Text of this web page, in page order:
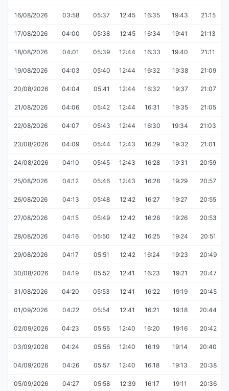
16/08/2026 03:58 05:37 12:45 16:35 19:43 21:15
17/08/2026 04:00 05:38 12:45 16:34 19:41 21:13
18/08/2026 04:01 05:39 12:44 16:33 19:40 21:11
19/08/2026 04:03 05:40 12:44 16:32 19:38 21:09
20/08/2026 04:04 05:41 12:44 16:32 19:37 21:07
21/08/2026 04:06 05:42 12:44 16:31 19:35 21:05
22/08/2026 04:07 05:43 12:44 16:30 19:34 21:03
23/08/2026 04:09 05:44 12:43 16:29 19:32 21:01
24/08/2026 04:10 05:45 12:43 16:28 19:31 20:59
25/08/2026 04:12 05:46 12:43 16:28 19:29 20:57
26/08/2026 04:13 05:48 12:42 16:27 19:27 20:55
27/08/2026 04:15 05:49 12:42 16:26 19:26 20:53
28/08/2026 04:16 05:50 12:42 16:25 19:24 20:51
29/08/2026 04:17 05:51 12:42 16:24 19:23 20:49
30/08/2026 04:19 05:52 12:41 16:23 19:21 20:47
31/08/2026 04:20 05:53 12:41 16:22 19:19 20:45
01/09/2026 04:22 05:54 12:41 16:21 19:18 20:44
02/09/2026 04:23 05:55 12:40 16:20 19:16 20:42
03/09/2026 04:24 05:56 12:40 16:19 19:14 20:40
04/09/2026 04:26 05:57 12:40 16:18 19:13 20:38
05/09/2026 04:27 05:58 12:39 16:17 19:11 20:36